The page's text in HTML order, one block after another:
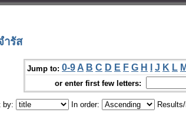
ำรัส
Jump to: 0-9 A B C D E F G H J K L M
or enter first few letters:
by: In order: